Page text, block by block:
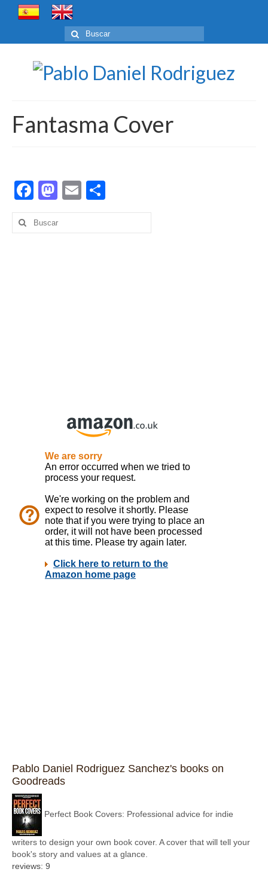
Buscar
por:
Fantasma Cover
Facebook
Mastodon
Email
Buscar
por:
Pablo Daniel Rodriguez Sanchez's books on
Goodreads
Perfect Book Covers: Professional advice for indie
writers to design your own book cover. A cover that will tell your
book's story and values at a glance.
reviews: 9